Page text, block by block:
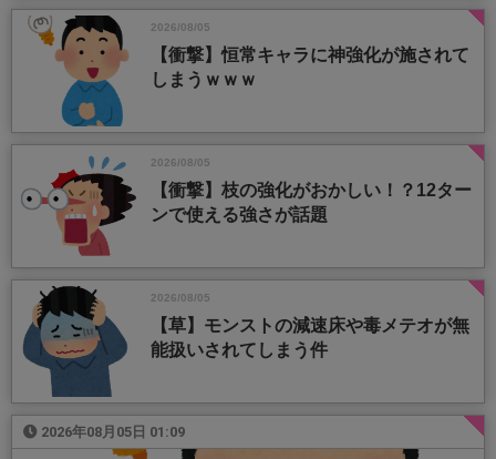
2026/08/05
【衝撃】恒常キャラに神強化が施されて
しまうｗｗｗ
2026/08/05
【衝撃】枝の強化がおかしい！？12ター
ンで使える強さが話題
2026/08/05
【草】モンストの減速床や毒メテオが無
能扱いされてしまう件
2026年08月05日 01:09